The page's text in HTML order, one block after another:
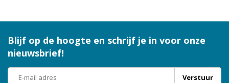
Blijf op de hoogte en schrijf je in voor onze
nieuwsbrief!
Verstuur